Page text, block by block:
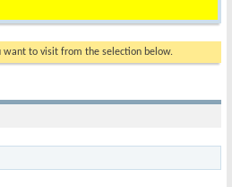
want to visit from the selection below.